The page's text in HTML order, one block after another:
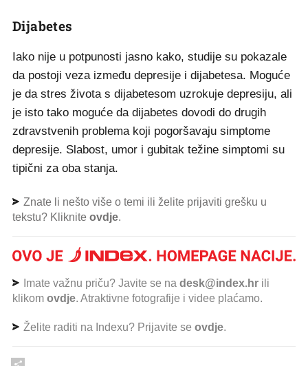
Dijabetes
Iako nije u potpunosti jasno kako, studije su pokazale
da postoji veza između depresije i dijabetesa. Moguće
je da stres života s dijabetesom uzrokuje depresiju, ali
je isto tako moguće da dijabetes dovodi do drugih
zdravstvenih problema koji pogoršavaju simptome
depresije. Slabost, umor i gubitak težine simptomi su
tipični za oba stanja.
Znate li nešto više o temi ili želite prijaviti grešku u
tekstu? Kliknite ovdje.
Imate važnu priču? Javite se na desk@index.hr ili
klikom ovdje. Atraktivne fotografije i videe plaćamo.
Želite raditi na Indexu? Prijavite se ovdje.